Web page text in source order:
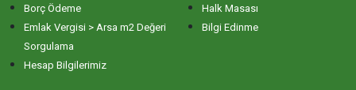
HACI YUSUF MAHALLESİ
HAYDAR ÇAVUŞ MAHALLESİ
Borç Ödeme
Emlak Vergisi > Arsa m2 Değeri
Sorgulama
Hesap Bilgilerimiz
Halk Masası
Bilgi Edinme